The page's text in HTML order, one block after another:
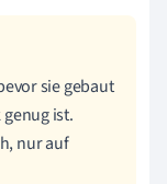
sie gebaut
ist.
nur auf